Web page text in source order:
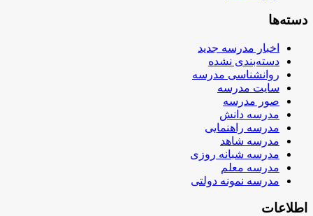
دسته‌ها
اخبار مدرسه جدید
دسته‌بندی نشده
روانشناسی مدرسه
سایت مدرسه
صور مدرسه
مدرسه دانش
مدرسه راهنمایی
مدرسه شاهد
مدرسه شبانه روزی
مدرسه معلم
مدرسه نمونه دولتی
اطلاعات